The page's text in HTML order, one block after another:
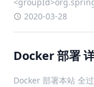
<artifactId>spring-
2020-03-28
Docker 部署
Docker 部署本站 全